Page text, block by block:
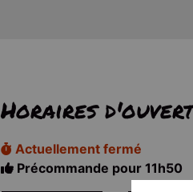
Horaires
Actuellement fermé
Précommande pour 11h50